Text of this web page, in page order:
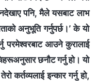
पनि, मैले यसबाट लाभ
अनुभूति गर्नुपर्छ।’ के यो
परमेश्‍वरबाट आउने कुरालाई
छनौट गर्नु हो। यो
कर्तव्यलाई इन्कार गर्नु हो,